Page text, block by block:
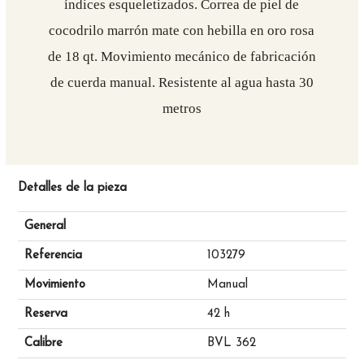
índices esqueletizados. Correa de piel de
cocodrilo marrón mate con hebilla en oro rosa
de 18 qt. Movimiento mecánico de fabricación
de cuerda manual. Resistente al agua hasta 30
metros
Detalles de la pieza
General
Referencia 103279
Movimiento Manual
Reserva 42 h
Calibre BVL 362